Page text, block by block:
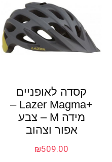
קסדה לאופניים
+Lazer Magma –
מידה M – צבע
אפור וצהוב
₪509.00